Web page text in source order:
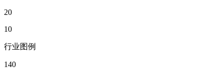
20
10
行业图例
140